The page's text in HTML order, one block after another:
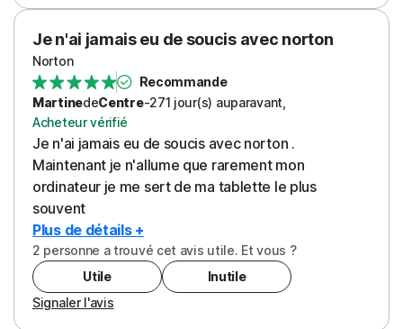
efficace ?
Voir plus
Je n'ai jamais eu de soucis avec norton
Norton
Recommande
MartinedeCentre-271 jour(s) auparavant
Acheteur vérifié
Je n'ai jamais eu de soucis avec norton .
Maintenant je n'allume que rarement mon
ordinateur je me sert de ma tablette le plus
souvent
Plus de détails +
2 personne a trouvé cet avis utile. Et vous ?
Utile
Inutile
Signaler l'avis